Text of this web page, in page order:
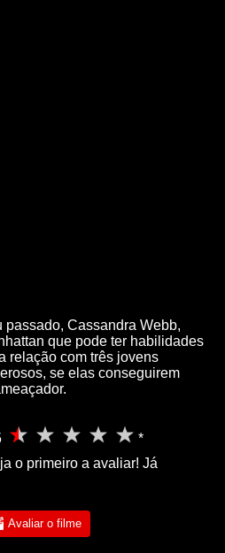
passado, Cassandra Webb,
que pode ter habilidades
relação com três jovens
se elas conseguirem
*
o primeiro a avaliar! Já
Avaliar o filme